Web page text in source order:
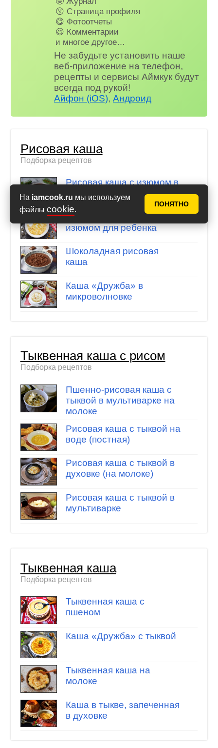
На iamcook.ru мы используем
файлы cookie.
ПОНЯТНО
😗 Страница профиля
😋 Фотоотчеты
😃 Комментарии
и многое другое…
Не забудьте установить наше
веб-приложение на телефон,
рецепты и сервисы Аймкук будут
всегда под рукой!
Айфон (iOS),Андроид
Рисовая каша
Подборка рецептов
Рисовая каша с изюмом в
мультиварке на воде
Рисовая каша с тыквой и
изюмом для ребенка
Шоколадная рисовая
каша
Каша «Дружба» в
микроволновке
Тыквенная каша с рисом
Подборка рецептов
Пшенно-рисовая каша с
тыквой в мультиварке на
молоке
Рисовая каша с тыквой на
воде (постная)
Рисовая каша с тыквой в
духовке (на молоке)
Рисовая каша с тыквой в
мультиварке
Тыквенная каша
Подборка рецептов
Тыквенная каша с
пшеном
Каша «Дружба» с тыквой
Тыквенная каша на
молоке
Каша в тыкве, запеченная
в духовке